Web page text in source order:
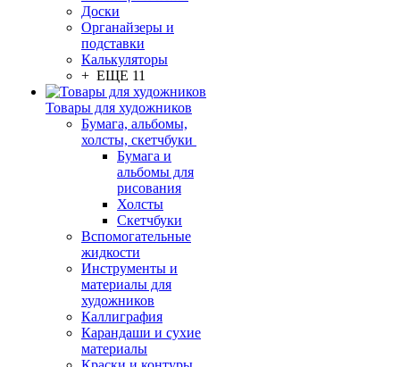
Доски
Органайзеры и
подставки
Калькуляторы
+ ЕЩЕ 11
Товары для художников
Бумага, альбомы,
холсты, скетчбуки
Бумага и
альбомы для
рисования
Холсты
Скетчбуки
Вспомогательные
жидкости
Инструменты и
материалы для
художников
Каллиграфия
Карандаши и сухие
материалы